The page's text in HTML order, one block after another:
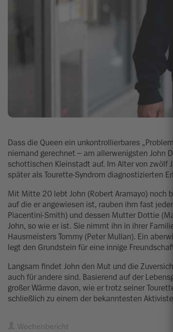
Dass die Queen ein unkontrollierbares
niemand gerechnet – am allerwenigsten John
schottischen Kleinstadt auf. Im Alter von zwölf
später als Tourette-Syndrom diagnostizierten
Mit Mitte 20 lebt John (Robert Aramayo) noch
auf die er angewiesen ist, rauben ihm fast
Piacentini-Smith) und dessen Mutter Dottie
John, so wie er ist. Sie nimmt ihn in ihrer
Hausmeisters Tommy (Peter Mullan). Ein
legt den Grundstein für eine innige
Langsam findet John den Mut und die
auch für andere sind. Basierend auf der
großer Wärme davon, wie er trotz seiner
schließlich zu einem der bekanntesten
Wochenbericht